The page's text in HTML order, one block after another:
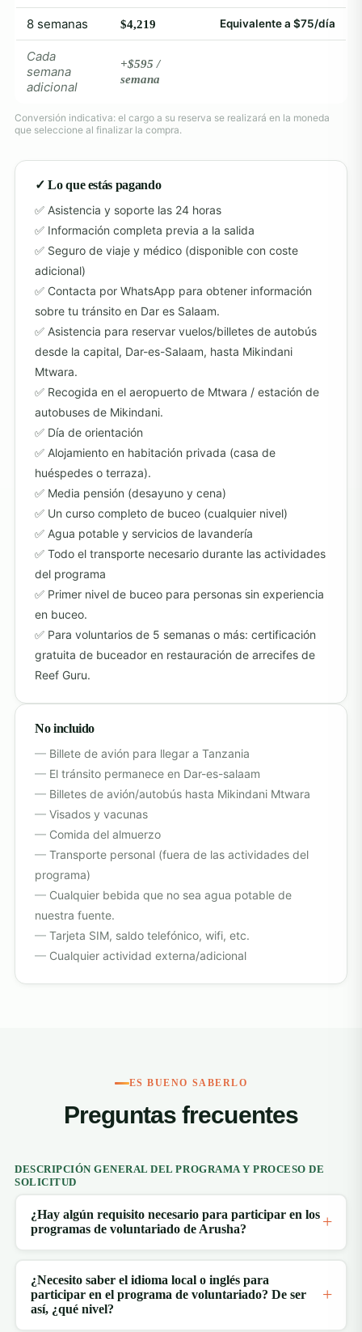
8 semanas $4,219 Equivalente a $75/día
Cada
semana
adicional
+$595 /
semana
Conversión indicativa: el cargo a su reserva se realizará en la moneda
que seleccione al finalizar la compra.
✓ Lo que estás pagando
Asistencia y soporte las 24 horas
Información completa previa a la salida
Seguro de viaje y médico (disponible con coste
adicional)
Contacta por WhatsApp para obtener información
sobre tu tránsito en Dar es Salaam.
Asistencia para reservar vuelos/billetes de autobús
desde la capital, Dar-es-Salaam, hasta Mikindani
Mtwara.
Recogida en el aeropuerto de Mtwara / estación de
autobuses de Mikindani.
Día de orientación
Alojamiento en habitación privada (casa de
huéspedes o terraza).
Media pensión (desayuno y cena)
Un curso completo de buceo (cualquier nivel)
Agua potable y servicios de lavandería
Todo el transporte necesario durante las actividades
del programa
Primer nivel de buceo para personas sin experiencia
en buceo.
Para voluntarios de 5 semanas o más: certificación
gratuita de buceador en restauración de arrecifes de
Reef Guru.
No incluido
Billete de avión para llegar a Tanzania
El tránsito permanece en Dar-es-salaam
Billetes de avión/autobús hasta Mikindani Mtwara
Visados y vacunas
Comida del almuerzo
Transporte personal (fuera de las actividades del
programa)
Cualquier bebida que no sea agua potable de
nuestra fuente.
Tarjeta SIM, saldo telefónico, wifi, etc.
Cualquier actividad externa/adicional
ES BUENO SABERLO
Preguntas frecuentes
DESCRIPCIÓN GENERAL DEL PROGRAMA Y PROCESO DE
SOLICITUD
¿Hay algún requisito necesario para participar en los
programas de voluntariado de Arusha?
¿Necesito saber el idioma local o inglés para
participar en el programa de voluntariado? De ser
así, ¿qué nivel?